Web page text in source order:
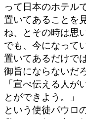
って日本のホテル
置いてあることを
ね、とその時は思
でも、今になって
置いてあるだけで
御旨にならないだ
「宣べ伝える人が
とができよう。」
という使徒パウロ